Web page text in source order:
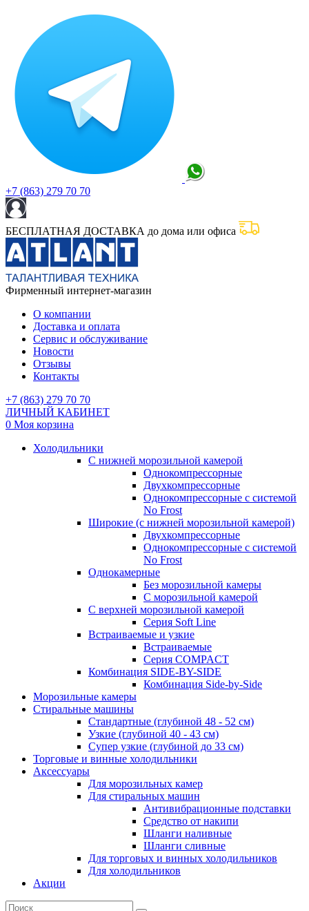
+7 (863) 279 70 70
БЕСПЛАТНАЯ ДОСТАВКА до дома или офиса
Фирменный интернет-магазин
О компании
Доставка и оплата
Сервис и обслуживание
Новости
Отзывы
Контакты
+7 (863) 279 70 70
ЛИЧНЫЙ КАБИНЕТ
0 Моя корзина
Холодильники
С нижней морозильной камерой
Однокомпрессорные
Двухкомпрессорные
Однокомпрессорные с системой
No Frost
Широкие (с нижней морозильной камерой)
Двухкомпрессорные
Однокомпрессорные с системой
No Frost
Однокамерные
Без морозильной камеры
С морозильной камерой
С верхней морозильной камерой
Серия Soft Line
Встраиваемые и узкие
Встраиваемые
Серия СOMPACT
Комбинация SIDE-BY-SIDE
Комбинация Side-by-Side
Морозильные камеры
Стиральные машины
Стандартные (глубиной 48 - 52 см)
Узкие (глубиной 40 - 43 см)
Супер узкие (глубиной до 33 см)
Торговые и винные холодильники
Аксессуары
Для морозильных камер
Для стиральных машин
Антивибрационные подставки
Средство от накипи
Шланги наливные
Шланги сливные
Для торговых и винных холодильников
Для холодильников
Акции